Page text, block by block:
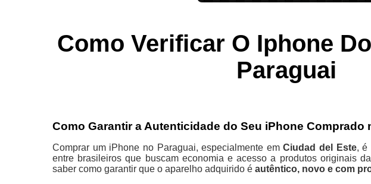
Como Verificar O Iphone
Paraguai
Como Garantir a Autenticidade do Seu iPhone Comprado
Comprar um iPhone no Paraguai, especialmente emCiudad del Este, é
entre brasileiros que buscam economia e acesso a produtos originais
saber como garantir que o aparelho adquirido é autêntico, novo e com